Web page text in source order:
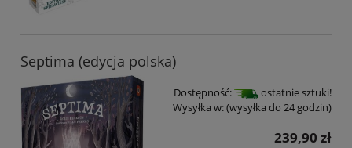
Septima (edycja polska)
Dostępność:
ostatnie sztuki!
Wysyłka w:(wysyłka do 24 godzin)
239,90 zł